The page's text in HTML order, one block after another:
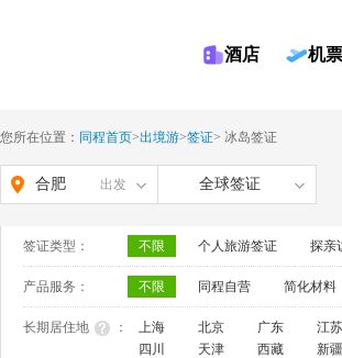
酒店 机票
您所在位置： 同程首页>出境游>签证> 冰岛签证
合肥 出发 全球签证
签证类型： 不限 个人旅游签证 探亲
产品服务： 不限 同程自营 简化材料
长期居住地 ： 上海 北京 广东 江苏
四川
天津 西藏 新疆